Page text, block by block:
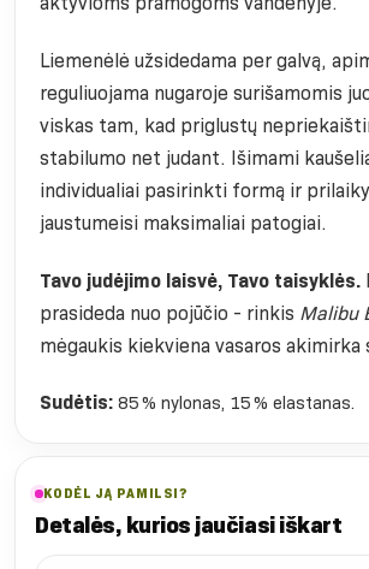
Liemenėlė užsidedama per galvą,
reguliuojama nugaroje surišamomis
viskas tam, kad priglustų
stabilumo net judant. Išimami
individualiai pasirinkti formą ir
jaustumeisi maksimaliai patogiai.
Tavo judėjimo laisvė, Tavo taisyklės.
prasideda nuo pojūčio - rinkis Malibu
mėgaukis kiekviena vasaros akimirka
Sudėtis: 85 % nylonas, 15 % elastanas.
KODĖL JĄ PAMILSI?
Detalės, kurios jaučiasi iškart